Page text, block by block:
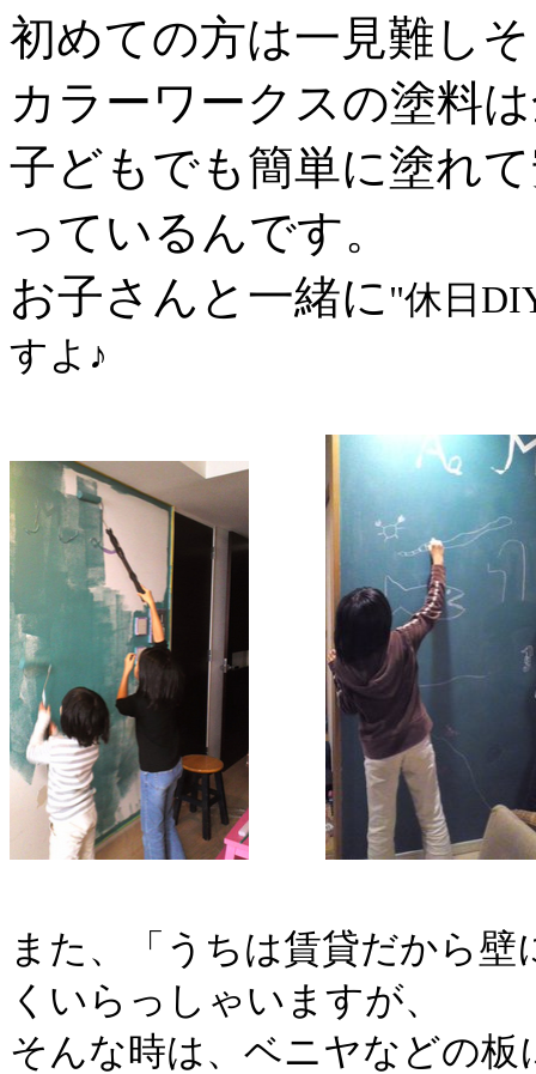
初めての方は一見難し
カラーワークスの塗料
子どもでも簡単に塗れ
っているんです。
お子さんと一緒に"休日
すよ♪
また、「うちは賃貸だから
くいらっしゃいますが、
そんな時は、 ベニヤなどの板